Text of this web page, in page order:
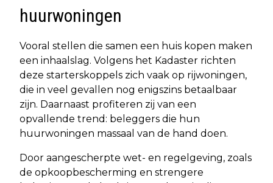
huurwoningen
Vooral stellen die samen een huis kopen maken
een inhaalslag. Volgens het Kadaster richten
deze starterskoppels zich vaak op rijwoningen,
die in veel gevallen nog enigszins betaalbaar
zijn. Daarnaast profiteren zij van een
opvallende trend: beleggers die hun
huurwoningen massaal van de hand doen.
Door aangescherpte wet- en regelgeving, zoals
de opkoopbescherming en strengere